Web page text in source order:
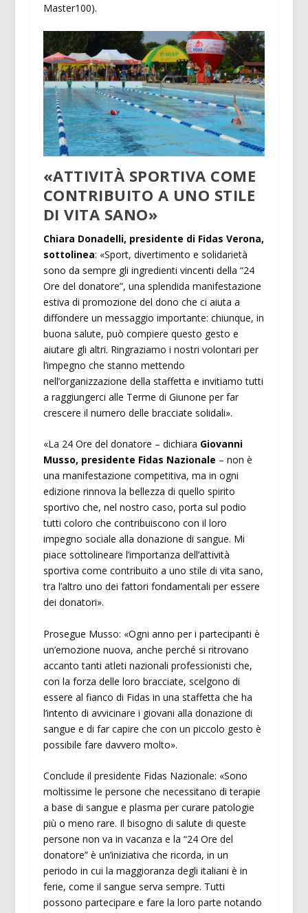
Master100).
«ATTIVITÀ SPORTIVA COME
CONTRIBUITO A UNO STILE
DI VITA SANO»
Chiara Donadelli, presidente di Fidas Verona,
sottolinea: «Sport, divertimento e solidarietà
sono da sempre gli ingredienti vincenti della “24
Ore del donatore”, una splendida manifestazione
estiva di promozione del dono che ci aiuta a
diffondere un messaggio importante: chiunque, in
buona salute, può compiere questo gesto e
aiutare gli altri. Ringraziamo i nostri volontari per
l’impegno che stanno mettendo
nell’organizzazione della staffetta e invitiamo tutti
a raggiungerci alle Terme di Giunone per far
crescere il numero delle bracciate solidali».
«La 24 Ore del donatore – dichiara Giovanni
Musso, presidente Fidas Nazionale – non è
una manifestazione competitiva, ma in ogni
edizione rinnova la bellezza di quello spirito
sportivo che, nel nostro caso, porta sul podio
tutti coloro che contribuiscono con il loro
impegno sociale alla donazione di sangue. Mi
piace sottolineare l’importanza dell’attività
sportiva come contribuito a uno stile di vita sano,
tra l’altro uno dei fattori fondamentali per essere
dei donatori».
Prosegue Musso: «Ogni anno per i partecipanti è
un’emozione nuova, anche perché si ritrovano
accanto tanti atleti nazionali professionisti che,
con la forza delle loro bracciate, scelgono di
essere al fianco di Fidas in una staffetta che ha
l’intento di avvicinare i giovani alla donazione di
sangue e di far capire che con un piccolo gesto è
possibile fare davvero molto».
Conclude il presidente Fidas Nazionale: «Sono
moltissime le persone che necessitano di terapie
a base di sangue e plasma per curare patologie
più o meno rare. Il bisogno di salute di queste
persone non va in vacanza e la “24 Ore del
donatore” è un’iniziativa che ricorda, in un
periodo in cui la maggioranza degli italiani è in
ferie, come il sangue serva sempre. Tutti
possono partecipare e fare la loro parte notando